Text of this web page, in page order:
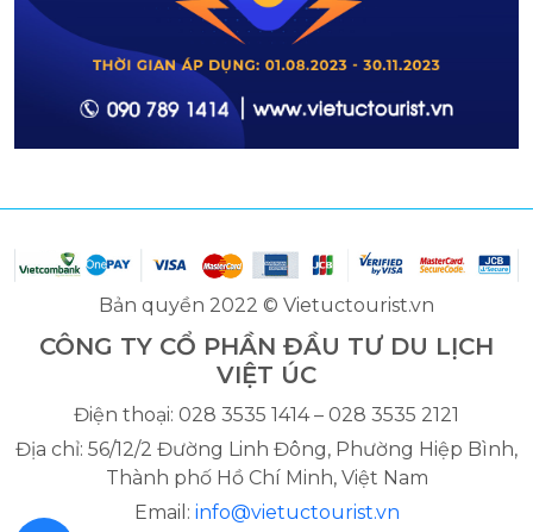
Bản quyền 2022 © Vietuctourist.vn
CÔNG TY CỔ PHẦN ĐẦU TƯ DU LỊCH
VIỆT ÚC
Điện thoại: 028 3535 1414 – 028 3535 2121
Địa chỉ: 56/12/2 Đường Linh Đông, Phường Hiệp Bình,
Thành phố Hồ Chí Minh, Việt Nam
Email: info@vietuctourist.vn